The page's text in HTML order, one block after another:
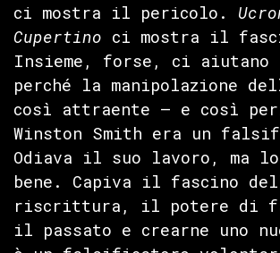
ci mostra il pericolo.
Cupertino ci mostra il
Insieme, forse, ci aiutano
perché la manipolazione
così attraente — e così
Winston Smith era un
Odiava il suo lavoro, ma
bene. Capiva il fascino
riscrittura, il potere di
il passato e crearne uno